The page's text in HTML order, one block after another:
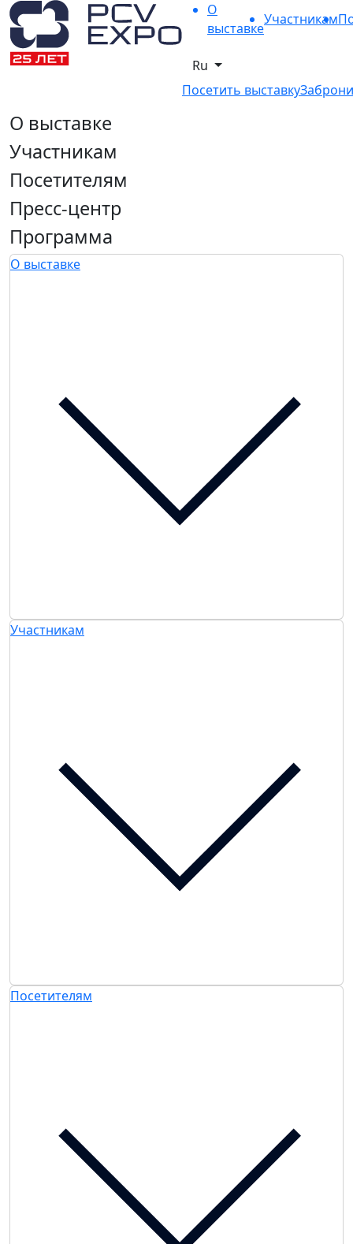
О
выставке
Участникам
Ru
Посетить выставку
О выставке
Участникам
Посетителям
Пресс-центр
Программа
О выставке
Участникам
Посетителям